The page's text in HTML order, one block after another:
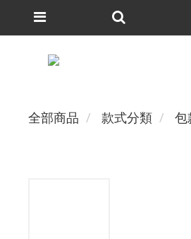
全部商品 款式分類 包